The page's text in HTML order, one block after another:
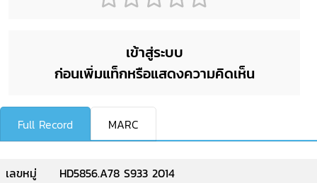
เข้าสู่ระบบ
ก่อนเพิ่มแท็กหรือแสดงความคิดเห็น
Full Record MARC
เลขหมู่
HD5856.A78 S933 2014